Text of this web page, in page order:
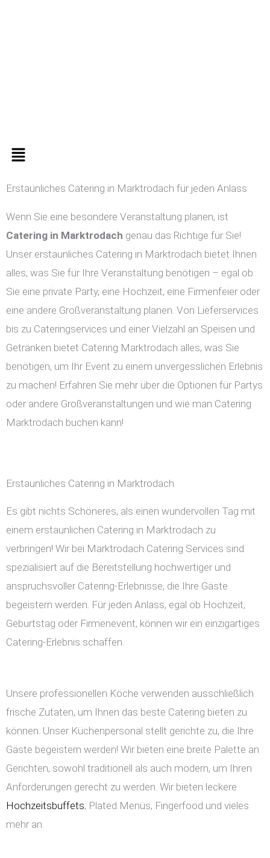
Menü
Erstaunliches Catering in Marktrodach für jeden Anlass
Wenn Sie eine besondere Veranstaltung planen, ist
Catering in Marktrodach genau das Richtige für Sie!
Unser erstaunliches Catering in Marktrodach bietet Ihnen
alles, was Sie für Ihre Veranstaltung benötigen – egal ob
Sie eine private Party, eine Hochzeit, eine Firmenfeier oder
eine andere Großveranstaltung planen. Von Lieferservices
bis zu Cateringservices und einer Vielzahl an Speisen und
Getränken bietet Catering Marktrodach alles, was Sie
benötigen, um Ihr Event zu einem unvergesslichen Erlebnis
zu machen! Erfahren Sie mehr über die Optionen für Partys
oder andere Großveranstaltungen und wie man Catering
Marktrodach buchen kann!
Erstaunliches Catering in Marktrodach
Es gibt nichts Schöneres, als einen wundervollen Tag mit
einem erstaunlichen Catering in Marktrodach zu
verbringen! Wir bei Marktrodach Catering Services sind
spezialisiert auf die Bereitstellung hochwertiger und
anspruchsvoller Catering-Erlebnisse, die Ihre Gäste
begeistern werden. Für jeden Anlass, egal ob Hochzeit,
Geburtstag oder Firmenevent, können wir ein einzigartiges
Catering-Erlebnis schaffen.
Unsere professionellen Köche verwenden ausschließlich
frische Zutaten, um Ihnen das beste Catering bieten zu
können. Unser Küchenpersonal stellt gerichte zu, die Ihre
Gäste begeistern werden! Wir bieten eine breite Palette an
Gerichten, sowohl traditionell als auch modern, um Ihren
Anforderungen gerecht zu werden. Wir bieten leckere
Hochzeitsbuffets, Plated Menüs, Fingerfood und vieles
mehr an.